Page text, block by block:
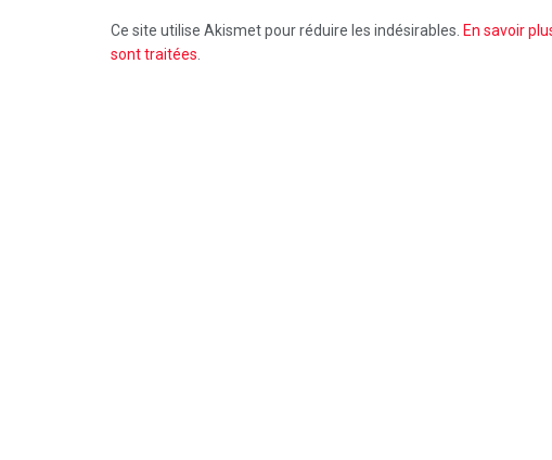
Ce site utilise Akismet pour réduire les indésirables. En savoir
sont traitées.